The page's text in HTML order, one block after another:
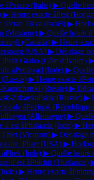
àPesaro (Italie) ▶ Quelle
▶ Heure exacte àPest
:Petah Tikva (Israël) ▶
(Mexique) ▶ Quelle heure il
(Canada) ▶ Heure
(USA) ▶ Décalage
:Petit Grabo (Côte d’Ivoire) ▶
àPetlāwad (Inde) ▶
(Russie) ▶ Heure exacte à
(Russie) ▶
Zabaykal’skiy (Russie) ▶
locale àPezinok (République
(Allemagne) ▶
il est àPhalauda (Inde) ▶
Thiet (Vietnam) ▶ Décalage
:Pharr(USA) ▶
Phek (Inde) ▶ Quelle heure
il est àPhichit (Thaïlande)
▶ Heure exacte à